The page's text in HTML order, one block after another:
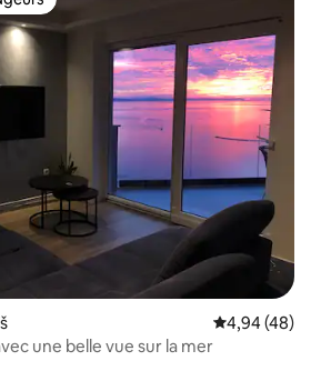
Note
4,94 (48)
une belle vue sur la mer